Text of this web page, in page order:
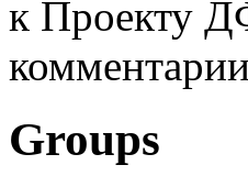
к Проекту
Groups